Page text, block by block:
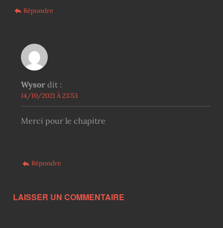
Répondre
Wysor dit :
14/10/2021 À 23:53
Merci pour le chapitre
Répondre
LAISSER UN COMMENTAIRE